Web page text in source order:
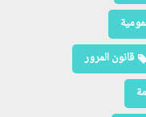
قانون المرور